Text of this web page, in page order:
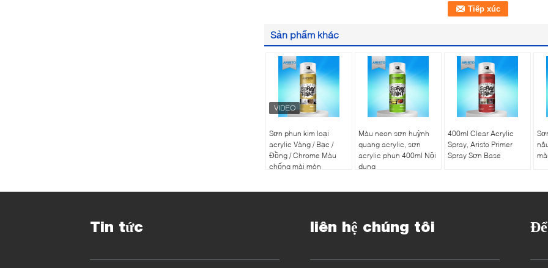
Sản phẩm khác
Sơn phun kim loại
acrylic Vàng / Bạc /
Đồng / Chrome Màu
chống mài mòn
Màu neon sơn huỳnh
quang acrylic, sơn
acrylic phun 400ml Nội
dung
400ml Clear Acrylic
Spray, Aristo Primer
Spray Sơn Base
Tin tức liên hệ chúng tôi